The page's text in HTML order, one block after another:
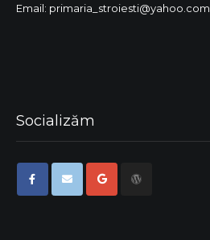
Email: primaria_stroiesti@yahoo.com
Socializăm